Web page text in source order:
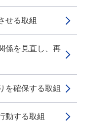
せる取組
係を見直し、再
確保する取組
動する取組